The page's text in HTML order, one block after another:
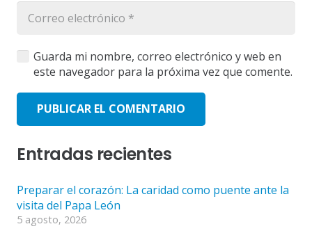
Guarda mi nombre, correo electrónico y web en
este navegador para la próxima vez que comente.
PUBLICAR EL COMENTARIO
Entradas recientes
Preparar el corazón: La caridad como puente ante la
visita del Papa León
5 agosto, 2026